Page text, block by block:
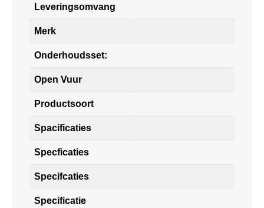
Leveringsomvang
Merk
Onderhoudsset:
Open Vuur
Productsoort
Spacificaties
Specficaties
Specifcaties
Specificatie